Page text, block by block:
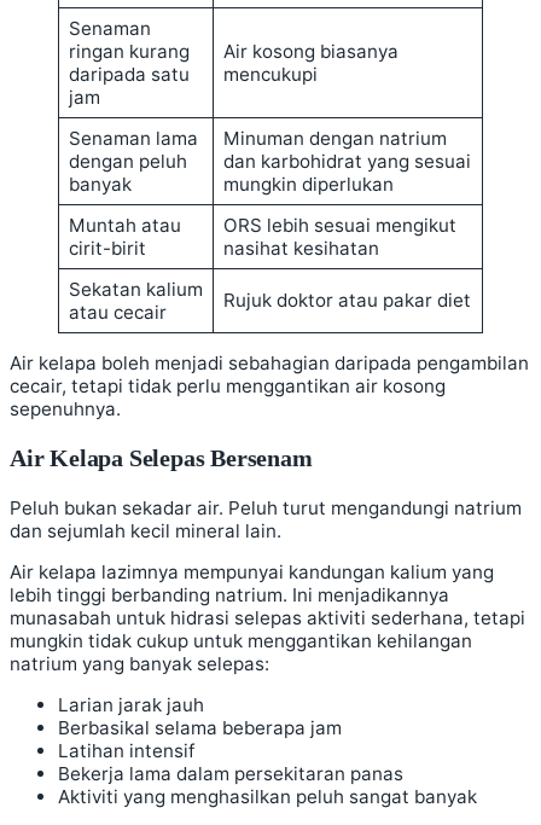
Senaman
ringan kurang
daripada satu
jam
Air kosong biasanya
mencukupi
Senaman lama
dengan peluh
banyak
Minuman dengan natrium
dan karbohidrat yang sesuai
mungkin diperlukan
Muntah atau
cirit-birit
ORS lebih sesuai mengikut
nasihat kesihatan
Sekatan kalium
atau cecair
Rujuk doktor atau pakar diet
Air kelapa boleh menjadi sebahagian daripada pengambilan
cecair, tetapi tidak perlu menggantikan air kosong
sepenuhnya.
Air Kelapa Selepas Bersenam
Peluh bukan sekadar air. Peluh turut mengandungi natrium
dan sejumlah kecil mineral lain.
Air kelapa lazimnya mempunyai kandungan kalium yang
lebih tinggi berbanding natrium. Ini menjadikannya
munasabah untuk hidrasi selepas aktiviti sederhana, tetapi
mungkin tidak cukup untuk menggantikan kehilangan
natrium yang banyak selepas:
Larian jarak jauh
Berbasikal selama beberapa jam
Latihan intensif
Bekerja lama dalam persekitaran panas
Aktiviti yang menghasilkan peluh sangat banyak